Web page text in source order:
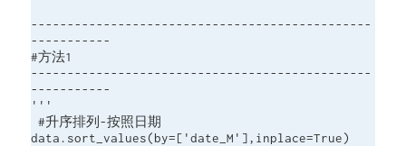
-----------------------------------------------
-----------
#方法1
-----------------------------------------------
-----------
'''
#升序排列-按照日期
data.sort_values(by=['date_M'],inplace=True)